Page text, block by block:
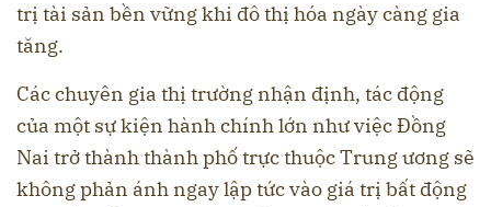
trị tài sản bền vững khi đô thị hóa ngày càng gia
tăng.
Các chuyên gia thị trường nhận định, tác động
của một sự kiện hành chính lớn như việc Đồng
Nai trở thành thành phố trực thuộc Trung ương sẽ
không phản ánh ngay lập tức vào giá trị bất động